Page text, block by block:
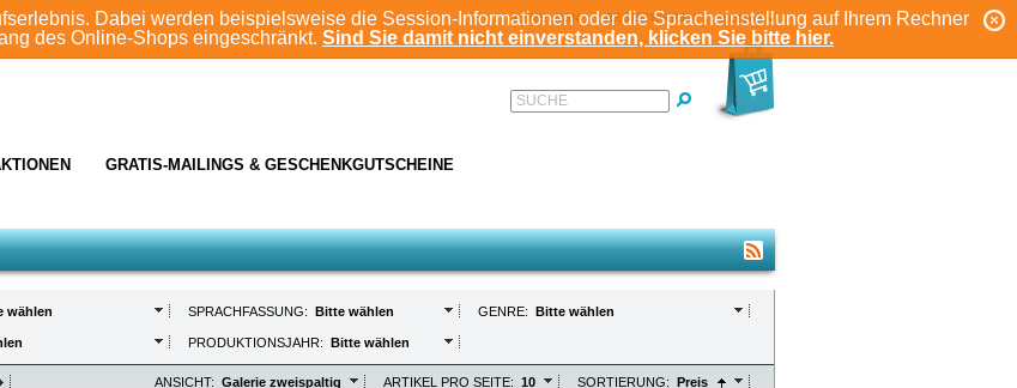
Dabei werden beispielsweise die Session-Informationen oder die Spracheinstellung auf Ihrem Rechner
des Online-Shops eingeschränkt. Sind Sie damit nicht einverstanden, klicken Sie bitte hier.
KONTO
ANMELDEN REGISTRIEREN
GRATIS-MAILINGS & GESCHENKGUTSCHEINE
SUCHE
wählen SPRACHFASSUNG: Bitte wählen GENRE: Bitte wählen
PRODUKTIONSJAHR: Bitte wählen
SORTIERUNG: Preis
ARTIKEL PRO SEITE: 10
ANSICHT: Galerie zweispaltig